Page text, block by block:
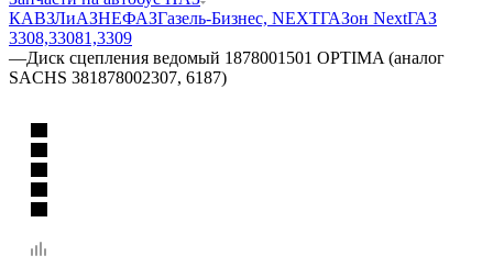
КАВЗЛиАЗНЕФАЗГазель-Бизнес, NEXTГАЗон NextГАЗ
3308,33081,3309
—Диск сцепления ведомый 1878001501 OPTIMA (аналог
SACHS 381878002307, 6187)